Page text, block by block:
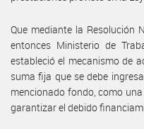
Que mediante la Resolución
entonces Ministerio de
estableció el mecanismo de
suma fija que se debe
mencionado fondo, como
garantizar el debido